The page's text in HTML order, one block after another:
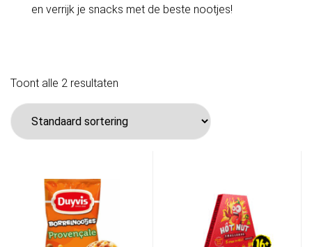
en verrijk je snacks met de beste nootjes!
Toont alle 2 resultaten